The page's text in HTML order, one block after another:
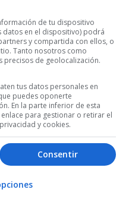
de tu dispositivo
en el dispositivo) podrá
y compartida con ellos, o
Tanto nosotros como
de geolocalización.
tus datos personales en
puedes oponerte
En la parte inferior de esta
para gestionar o retirar el
y cookies.
Consentir